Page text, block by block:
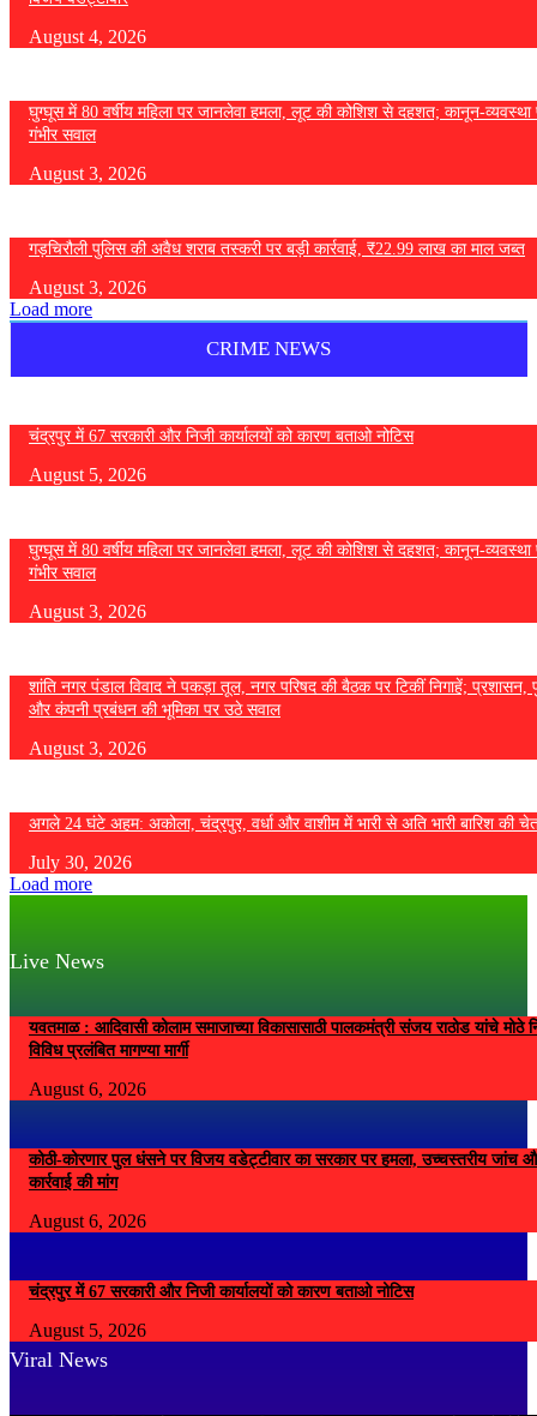
August 4, 2026
घुग्घूस में 80 वर्षीय महिला पर जानलेवा हमला, लूट की कोशिश से दहशत; कानून-व्यवस्था
गंभीर सवाल
August 3, 2026
गड़चिरौली पुलिस की अवैध शराब तस्करी पर बड़ी कार्रवाई, ₹22.99 लाख का माल जब्त
August 3, 2026
Load more
CRIME NEWS
चंद्रपुर में 67 सरकारी और निजी कार्यालयों को कारण बताओ नोटिस
August 5, 2026
घुग्घूस में 80 वर्षीय महिला पर जानलेवा हमला, लूट की कोशिश से दहशत; कानून-व्यवस्था
गंभीर सवाल
August 3, 2026
शांति नगर पंडाल विवाद ने पकड़ा तूल, नगर परिषद की बैठक पर टिकीं निगाहें; प्रशासन,
और कंपनी प्रबंधन की भूमिका पर उठे सवाल
August 3, 2026
अगले 24 घंटे अहम: अकोला, चंद्रपुर, वर्धा और वाशीम में भारी से अति भारी बारिश की
July 30, 2026
Load more
Live News
यवतमाळ : आदिवासी कोलाम समाजाच्या विकासासाठी पालकमंत्री संजय राठोड यांचे मोठे
विविध प्रलंबित मागण्या मार्गी
August 6, 2026
कोठी-कोरणार पुल धंसने पर विजय वडेट्टीवार का सरकार पर हमला, उच्चस्तरीय जांच
कार्रवाई की मांग
August 6, 2026
चंद्रपुर में 67 सरकारी और निजी कार्यालयों को कारण बताओ नोटिस
August 5, 2026
Viral News